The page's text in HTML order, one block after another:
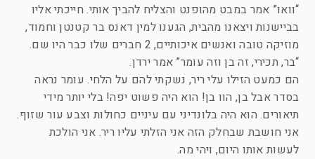
“וואו” אמר במבט מהופנט והצליח להביך אותי. חייכתי אליו
בביישנות ויצאנו מהבית, הגענו למין דאנס בר קטנטן וחמוד,
מוזיקה טובה ואנשים איכותיים, 2 חברים שלו כבר היו שם.
“בר, תכירי, זה בן וזה עומר” אמר ירדן.
הם כמעט הזילו עלי ריר, נשקתי להם על הלחי. עומר נראה
בסדר אבל בן, הוו בן! הוא היה פשוט יפה! בלי יותר מידי
תיאורים. הוא היה בלונדיני עם עיניים כחולות וצבע עור שזוף.
אני חושבת שבחלק הזה אני הזלתי עליו ריר. אני הולכת
לעשות אותו היום, ויהי מה.